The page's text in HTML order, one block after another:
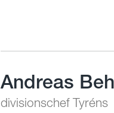
Andreas
divisionschef Tyréns